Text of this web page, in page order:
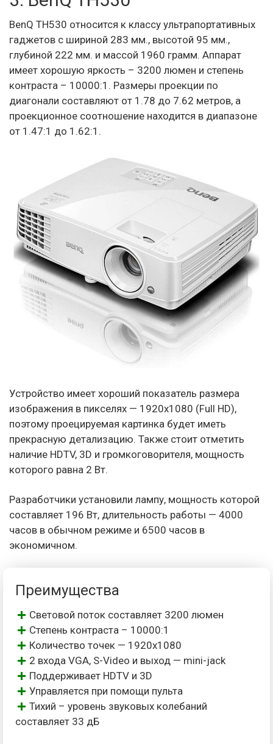
BenQ TH530 относится к классу ультрапортативных
гаджетов с шириной 283 мм., высотой 95 мм.,
глубиной 222 мм. и массой 1960 грамм. Аппарат
имеет хорошую яркость – 3200 люмен и степень
контраста – 10000:1. Размеры проекции по
диагонали составляют от 1.78 до 7.62 метров, а
проекционное соотношение находится в диапазоне
от 1.47:1 до 1.62:1.
Устройство имеет хороший показатель размера
изображения в пикселях — 1920х1080 (Full HD),
поэтому проецируемая картинка будет иметь
прекрасную детализацию. Также стоит отметить
наличие HDTV, 3D и громкоговорителя, мощность
которого равна 2 Вт.
Разработчики установили лампу, мощность которой
составляет 196 Вт, длительность работы — 4000
часов в обычном режиме и 6500 часов в
экономичном.
Преимущества
Световой поток составляет 3200 люмен
Степень контраста – 10000:1
Количество точек — 1920х1080
2 входа VGA, S-Video и выход — mini-jack
Поддерживает HDTV и 3D
Управляется при помощи пульта
Тихий – уровень звуковых колебаний
составляет 33 дБ